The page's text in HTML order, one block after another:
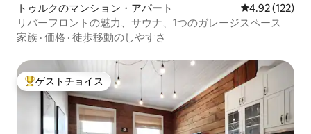
トゥルクのマンション・アパート レビュー122
4.92 (122)
リバーフロントの魅力、サウナ、1つのガレージスペース
家族 · 価格 · 徒歩移動のしやすさ
大好評のゲストチョイスです。
ゲストチョイス